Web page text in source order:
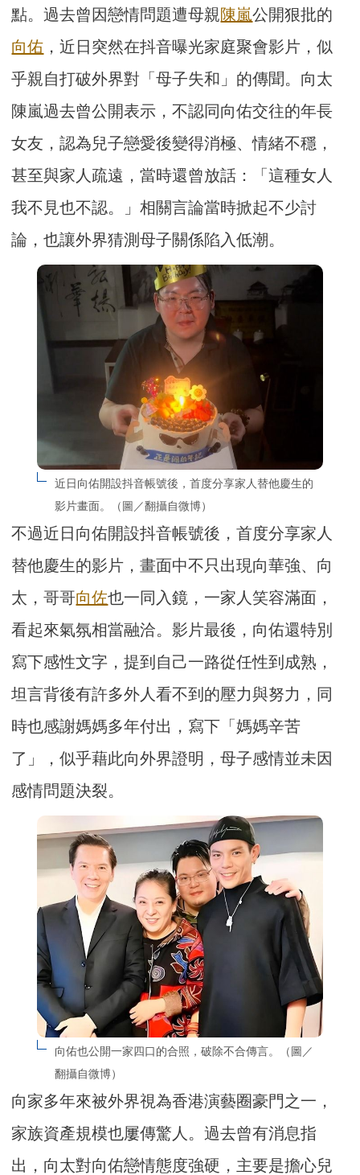
點。過去曾因戀情問題遭母親陳嵐公開狠批的
向佑 ，近日突然在抖音曝光家庭聚會影片，似
乎親自打破外界對「母子失和」的傳聞。向太
陳嵐過去曾公開表示，不認同向佑交往的年長
女友，認為兒子戀愛後變得消極、情緒不穩，
甚至與家人疏遠，當時還曾放話：「這種女人
我不見也不認。」相關言論當時掀起不少討
論，也讓外界猜測母子關係陷入低潮。
近日向佑開設抖音帳號後，首度分享家人替他慶生的
影片畫面。（圖／翻攝自微博）
不過近日向佑開設抖音帳號後，首度分享家人
替他慶生的影片，畫面中不只出現向華強、向
太，哥哥向佐也一同入鏡，一家人笑容滿面，
看起來氣氛相當融洽。影片最後，向佑還特別
寫下感性文字，提到自己一路從任性到成熟，
坦言背後有許多外人看不到的壓力與努力，同
時也感謝媽媽多年付出，寫下「媽媽辛苦
了」，似乎藉此向外界證明，母子感情並未因
感情問題決裂。
向佑也公開一家四口的合照，破除不合傳言。（圖／
翻攝自微博）
向家多年來被外界視為香港演藝圈豪門之一，
家族資產規模也屢傳驚人。過去曾有消息指
出，向太對向佑戀情態度強硬，主要是擔心兒